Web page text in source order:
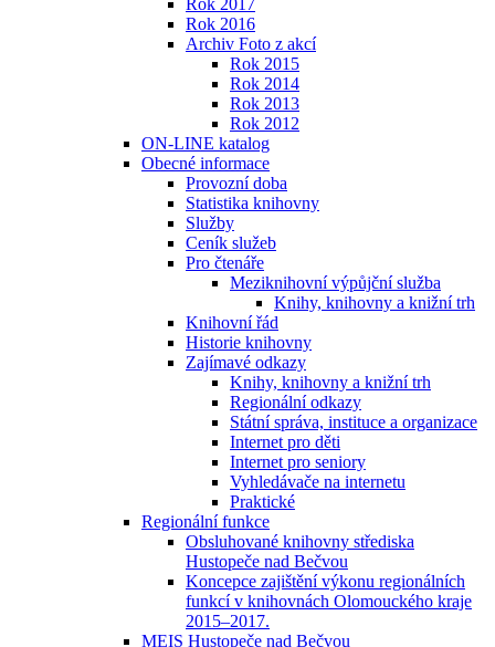
Rok 2017
Rok 2016
Archiv Foto z akcí
Rok 2015
Rok 2014
Rok 2013
Rok 2012
ON-LINE katalog
Obecné informace
Provozní doba
Statistika knihovny
Služby
Ceník služeb
Pro čtenáře
Meziknihovní výpůjční služba
Knihy, knihovny a knižní trh
Knihovní řád
Historie knihovny
Zajímavé odkazy
Knihy, knihovny a knižní trh
Regionální odkazy
Státní správa, instituce a organizace
Internet pro děti
Internet pro seniory
Vyhledávače na internetu
Praktické
Regionální funkce
Obsluhované knihovny střediska
Hustopeče nad Bečvou
Koncepce zajištění výkonu regionálních
funkcí v knihovnách Olomouckého kraje
2015–2017.
MEIS Hustopeče nad Bečvou